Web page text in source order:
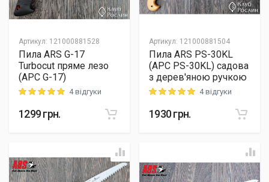
Артикул: 121000881528
Пила ARS G-17
Turbocut пряме лезо
(АРС G-17)
Rating: 5 out of 54 відгуки
1299грн.
Артикул: 121000881504
Пила ARS PS-30KL
(АРС PS-30KL) садова
з дерев'яною ручкою
Rating: 5 out of 54 відгуки
1930грн.